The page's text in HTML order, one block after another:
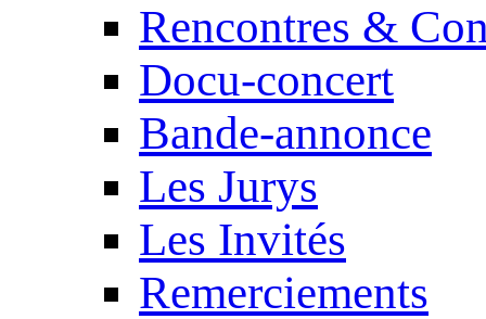
Rencontres &
Docu-concert
Bande-annonce
Les Jurys
Les Invités
Remerciements